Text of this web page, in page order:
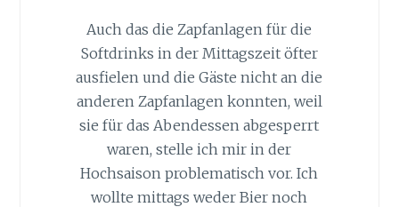
Auch das die Zapfanlagen für die
Softdrinks in der Mittagszeit öfter
ausfielen und die Gäste nicht an die
anderen Zapfanlagen konnten, weil
sie für das Abendessen abgesperrt
waren, stelle ich mir in der
Hochsaison problematisch vor. Ich
wollte mittags weder Bier noch